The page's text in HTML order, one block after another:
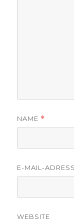
NAME *
E-MAIL-
WEBSITE